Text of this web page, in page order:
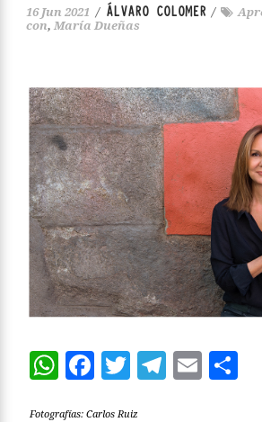
16 Jun 2021 / ÁLVARO COLOMER /
con, María Dueñas
WhatsApp
Facebook
Twitter
Fotografías: Carlos Ruiz